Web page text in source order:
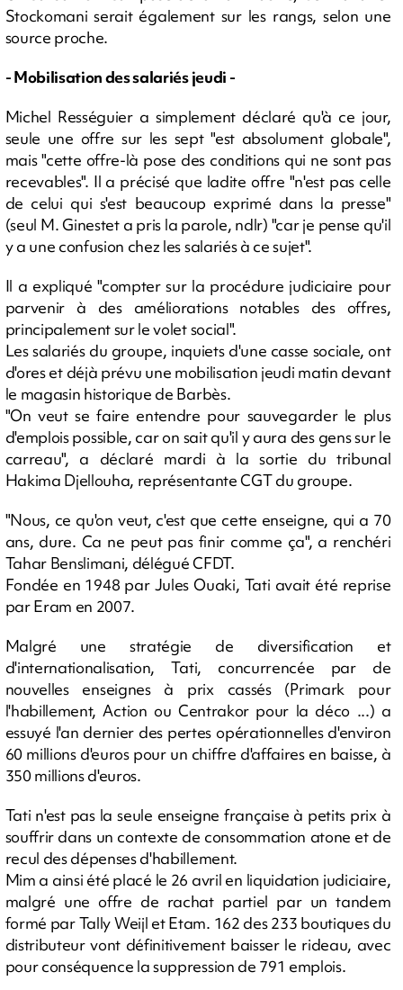
Stockomani serait également sur les rangs, selon une
source proche.
- Mobilisation des salariés jeudi -
Michel Rességuier a simplement déclaré qu'à ce jour,
seule une offre sur les sept "est absolument globale",
mais "cette offre-là pose des conditions qui ne sont pas
recevables". Il a précisé que ladite offre "n'est pas celle
de celui qui s'est beaucoup exprimé dans la presse"
(seul M. Ginestet a pris la parole, ndlr) "car je pense qu'il
y a une confusion chez les salariés à ce sujet".
Il a expliqué "compter sur la procédure judiciaire pour
parvenir à des améliorations notables des offres,
principalement sur le volet social".
Les salariés du groupe, inquiets d'une casse sociale, ont
d'ores et déjà prévu une mobilisation jeudi matin devant
le magasin historique de Barbès.
"On veut se faire entendre pour sauvegarder le plus
d'emplois possible, car on sait qu'il y aura des gens sur le
carreau", a déclaré mardi à la sortie du tribunal
Hakima Djellouha, représentante CGT du groupe.
"Nous, ce qu'on veut, c'est que cette enseigne, qui a 70
ans, dure. Ca ne peut pas finir comme ça", a renchéri
Tahar Benslimani, délégué CFDT.
Fondée en 1948 par Jules Ouaki, Tati avait été reprise
par Eram en 2007.
Malgré une stratégie de diversification et
d'internationalisation, Tati, concurrencée par de
nouvelles enseignes à prix cassés (Primark pour
l'habillement, Action ou Centrakor pour la déco ...) a
essuyé l'an dernier des pertes opérationnelles d'environ
60 millions d'euros pour un chiffre d'affaires en baisse, à
350 millions d'euros.
Tati n'est pas la seule enseigne française à petits prix à
souffrir dans un contexte de consommation atone et de
recul des dépenses d'habillement.
Mim a ainsi été placé le 26 avril en liquidation judiciaire,
malgré une offre de rachat partiel par un tandem
formé par Tally Weijl et Etam. 162 des 233 boutiques du
distributeur vont définitivement baisser le rideau, avec
pour conséquence la suppression de 791 emplois.